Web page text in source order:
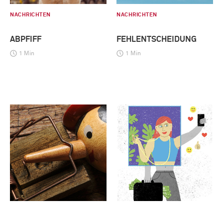
NACHRICHTEN
ABPFIFF
1 Min
NACHRICHTEN
FEHLENTSCHEIDUNG
1 Min